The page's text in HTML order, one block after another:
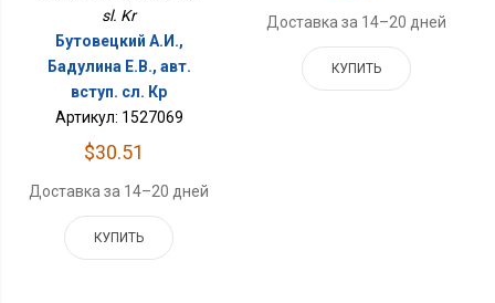
sl. Kr
Бутовецкий А.И.,
Бадулина Е.В., авт.
вступ. сл. Кр
Артикул: 1527069
$30.51
Доставка за 14–20 дней
КУПИТЬ
Доставка за 14–20 дней
КУПИТЬ